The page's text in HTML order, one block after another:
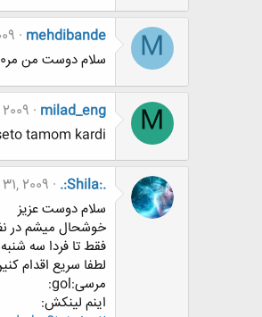
M
mehdibande
سلام دوست من مر50- بله شکر خدا الان هم دارم تو مقطع بالاتر ادامه میدم.راستی خودتو معرفی میکنی؟؟
M
milad_eng
tamom kardi?
.:Shila:.
2009
سلام دوست عزیز
خوشحال میشم در
فقط تا فردا سه شنبه ساعت 9 صبح
لطفا سریع اقدام
مرسی:gol:
اینم لینکش: